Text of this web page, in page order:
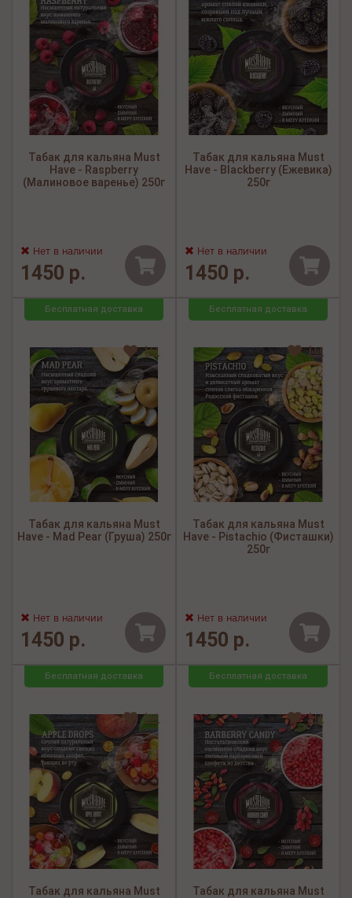
Табак для кальяна Must
Have - Raspberry
(Малиновое варенье) 250г
Нет в наличии
1450 р.
Табак для кальяна Must
Have - Blackberry (Ежевика)
250г
Нет в наличии
1450 р.
Бесплатная доставка
Табак для кальяна Must
Have - Mad Pear (Груша) 250г
Нет в наличии
1450 р.
Бесплатная доставка
Табак для кальяна Must
Have - Pistachio (Фисташки)
250г
Нет в наличии
1450 р.
Бесплатная доставка
Табак для кальяна Must
Бесплатная доставка
Табак для кальяна Must